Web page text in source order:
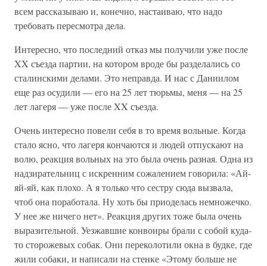
всем рассказываю и, конечно, настаиваю, что надо
требовать пересмотра дела.
Интересно, что последний отказ мы получили уже после
XX съезда партии, на котором вроде бы разделались со
сталинскими делами. Это неправда. И нас с Даниилом
еще раз осудили — его на 25 лет тюрьмы, меня — на 25
лет лагеря — уже после XX съезда.
Очень интересно повели себя в то время вольные. Когда
стало ясно, что лагеря кончаются и людей отпускают на
волю, реакция вольных на это была очень разная. Одна из
надзирательниц с искренним сожалением говорила: «Ай-
яй-яй, как плохо. А я только что сестру сюда вызвала,
чтоб она поработала. Ну хоть бы приоделась немножечко.
У нее же ничего нет». Реакция других тоже была очень
выразительной. Уезжавшие конвоиры брали с собой куда-
то сторожевых собак. Они переколотили окна в будке, где
жили собаки, и написали на стенке «Этому больше не